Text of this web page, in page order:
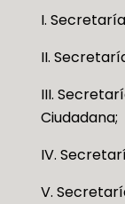
I.
II.
III.
Ciudadana;
IV.
V.